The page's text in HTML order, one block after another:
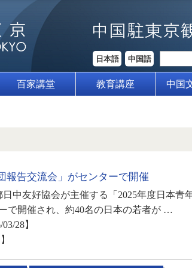
日本語 中国語
百家講堂 教育講座 中国
報告交流会」がセンターで開催
日中友好協会が主催する「2025年度日本青
で開催され、約40名の日本の若者が …
28】